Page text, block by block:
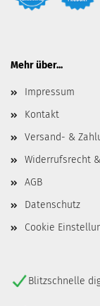
Mehr über...
Impressum
Kontakt
Versand- &
Widerrufsrecht
AGB
Datenschutz
Cookie
Blitzschnelle